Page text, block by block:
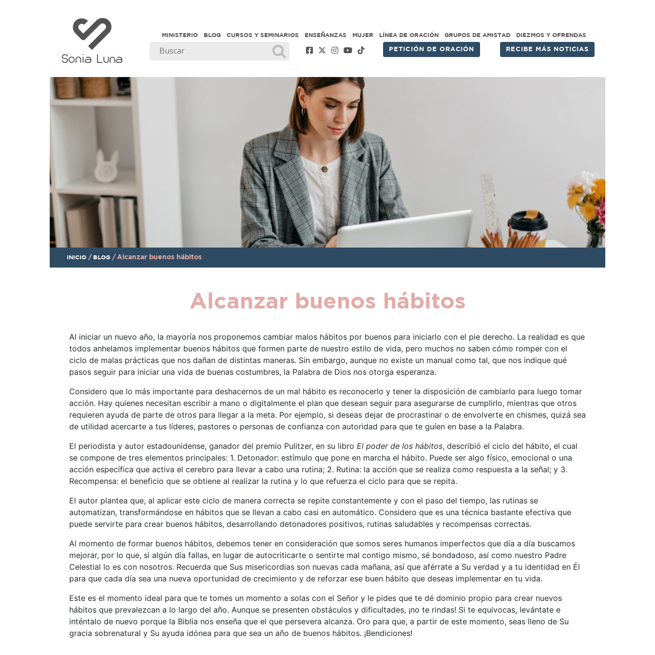
MINISTERIO BLOG CURSOS Y SEMINARIOS ENSEÑANZAS MUJER LÍNEA DE ORACIÓN GRUPOS DE AMISTAD DIEZMOS Y OFRENDAS
PETICIÓN DE ORACIÓN RECIBE MÁS NOTICIAS
INICIO / BLOG / Alcanzar buenos hábitos
Alcanzar buenos hábitos
Al iniciar un nuevo año, la mayoría nos proponemos cambiar malos hábitos por buenos para iniciarlo con el pie derecho. La realidad es que
todos anhelamos implementar buenos hábitos que formen parte de nuestro estilo de vida, pero muchos no saben cómo romper con el
ciclo de malas prácticas que nos dañan de distintas maneras. Sin embargo, aunque no existe un manual como tal, que nos indique qué
pasos seguir para iniciar una vida de buenas costumbres, la Palabra de Dios nos otorga esperanza.
Considero que lo más importante para deshacernos de un mal hábito es reconocerlo y tener la disposición de cambiarlo para luego tomar
acción. Hay quienes necesitan escribir a mano o digitalmente el plan que desean seguir para asegurarse de cumplirlo, mientras que otros
requieren ayuda de parte de otros para llegar a la meta. Por ejemplo, si deseas dejar de procrastinar o de envolverte en chismes, quizá sea
de utilidad acercarte a tus líderes, pastores o personas de confianza con autoridad para que te guíen en base a la Palabra.
El periodista y autor estadounidense, ganador del premio Pulitzer, en su libro El poder de los hábitos, describió el ciclo del hábito, el cual
se compone de tres elementos principales: 1. Detonador: estímulo que pone en marcha el hábito. Puede ser algo físico, emocional o una
acción específica que activa el cerebro para llevar a cabo una rutina; 2. Rutina: la acción que se realiza como respuesta a la señal; y 3.
Recompensa: el beneficio que se obtiene al realizar la rutina y lo que refuerza el ciclo para que se repita.
El autor plantea que, al aplicar este ciclo de manera correcta se repite constantemente y con el paso del tiempo, las rutinas se
automatizan, transformándose en hábitos que se llevan a cabo casi en automático. Considero que es una técnica bastante efectiva que
puede servirte para crear buenos hábitos, desarrollando detonadores positivos, rutinas saludables y recompensas correctas.
Al momento de formar buenos hábitos, debemos tener en consideración que somos seres humanos imperfectos que día a día buscamos
mejorar, por lo que, si algún día fallas, en lugar de autocriticarte o sentirte mal contigo mismo, sé bondadoso, así como nuestro Padre
Celestial lo es con nosotros. Recuerda que Sus misericordias son nuevas cada mañana, así que aférrate a Su verdad y a tu identidad en Él
para que cada día sea una nueva oportunidad de crecimiento y de reforzar ese buen hábito que deseas implementar en tu vida.
Este es el momento ideal para que te tomes un momento a solas con el Señor y le pides que te dé dominio propio para crear nuevos
hábitos que prevalezcan a lo largo del año. Aunque se presenten obstáculos y dificultades, ¡no te rindas! Si te equivocas, levántate e
inténtalo de nuevo porque la Biblia nos enseña que el que persevera alcanza. Oro para que, a partir de este momento, seas lleno de Su
gracia sobrenatural y Su ayuda idónea para que sea un año de buenos hábitos. ¡Bendiciones!